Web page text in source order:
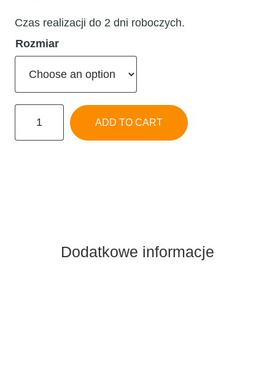
Czas realizacji do 2 dni roboczych.
Rozmiar
ADD TO CART
Dodatkowe informacje